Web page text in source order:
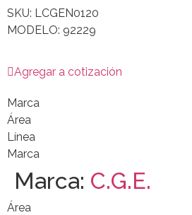
SKU: LCGEN0120
MODELO: 92229
Agregar a cotización
Marca
Área
Línea
Marca
Marca: C.G.E.
Área